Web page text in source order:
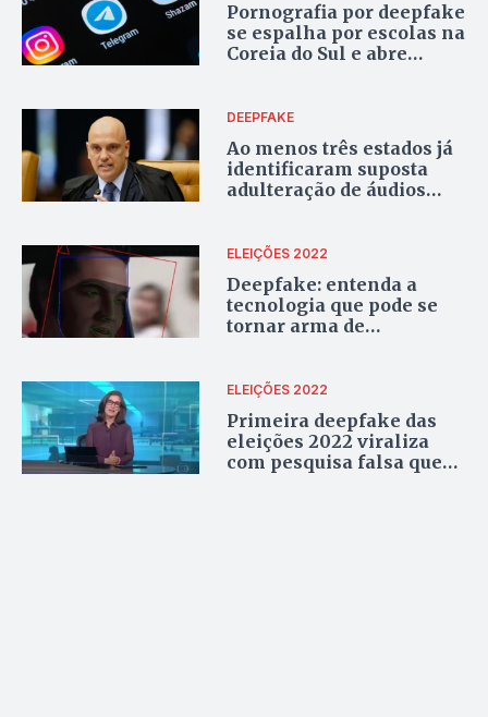
Pornografia por deepfake
se espalha por escolas na
Coreia do Sul e abre
DEEPFAKE
Ao menos três estados já
identificaram suposta
adulteração de áudios
ELEIÇÕES 2022
Deepfake: entenda a
tecnologia que pode se
tornar arma de
ELEIÇÕES 2022
Primeira deepfake das
eleições 2022 viraliza
com pesquisa falsa que